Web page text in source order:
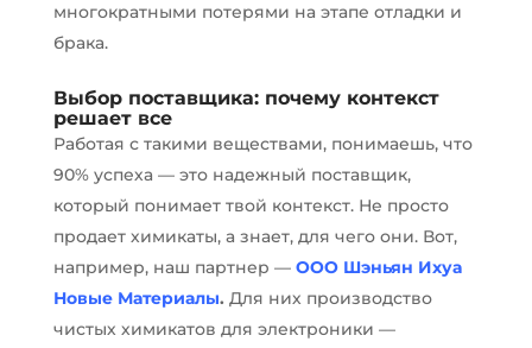
многократными потерями на этапе отладки и
брака.
Выбор поставщика: почему контекст
решает все
Работая с такими веществами, понимаешь, что
90% успеха — это надежный поставщик,
который понимает твой контекст. Не просто
продает химикаты, а знает, для чего они. Вот,
например, наш партнер — ООО Шэньян Ихуа
Новые Материалы. Для них производство
чистых химикатов для электроники —